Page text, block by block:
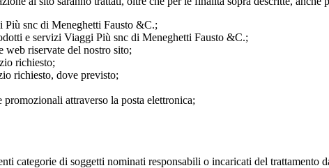
snc di Meneghetti Fausto &C.;
e servizi Viaggi Più snc di Meneghetti Fausto &C.;
web riservate del nostro sito;
richiesto;
richiesto, dove previsto;
attraverso la posta elettronica;
categorie di soggetti nominati responsabili o incaricati del